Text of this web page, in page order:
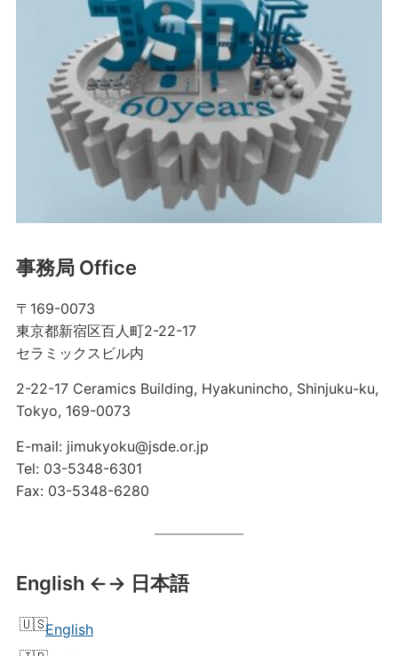
事務局 Office
〒169-0073
東京都新宿区百人町2-22-17
セラミックスビル内
2-22-17 Ceramics Building, Hyakunincho, Shinjuku-ku,
Tokyo, 169-0073
E-mail: jimukyoku@jsde.or.jp
Tel: 03-5348-6301
Fax: 03-5348-6280
English ←→ 日本語
English